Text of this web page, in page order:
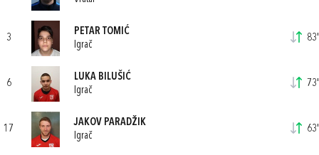
3
PETAR TOMIĆ
Igrač
83'
6
LUKA BILUŠIĆ
Igrač
73'
17
JAKOV PARADŽIK
Igrač
63'